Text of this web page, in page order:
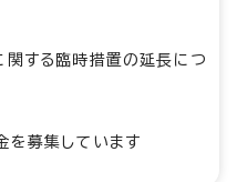
関する臨時措置の延長につ
を募集しています